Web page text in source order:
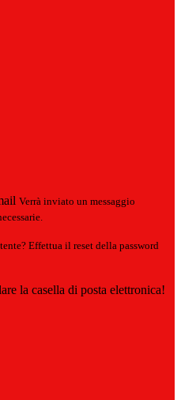
Verrà inviato un messaggio
Effettua il reset della password
la casella di posta elettronica!